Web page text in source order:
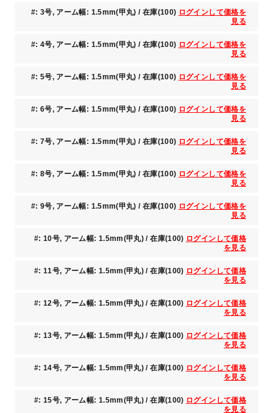
#: 3号, アーム幅: 1.5mm(甲丸) / 在庫(100) ログインして価格を
見る
#: 4号, アーム幅: 1.5mm(甲丸) / 在庫(100) ログインして価格を
見る
#: 5号, アーム幅: 1.5mm(甲丸) / 在庫(100) ログインして価格を
見る
#: 6号, アーム幅: 1.5mm(甲丸) / 在庫(100) ログインして価格を
見る
#: 7号, アーム幅: 1.5mm(甲丸) / 在庫(100) ログインして価格を
見る
#: 8号, アーム幅: 1.5mm(甲丸) / 在庫(100) ログインして価格を
見る
#: 9号, アーム幅: 1.5mm(甲丸) / 在庫(100) ログインして価格を
見る
#: 10号, アーム幅: 1.5mm(甲丸) / 在庫(100) ログインして価格
を見る
#: 11号, アーム幅: 1.5mm(甲丸) / 在庫(100) ログインして価格
を見る
#: 12号, アーム幅: 1.5mm(甲丸) / 在庫(100) ログインして価格
を見る
#: 13号, アーム幅: 1.5mm(甲丸) / 在庫(100) ログインして価格
を見る
#: 14号, アーム幅: 1.5mm(甲丸) / 在庫(100) ログインして価格
を見る
#: 15号, アーム幅: 1.5mm(甲丸) / 在庫(100) ログインして価格
を見る